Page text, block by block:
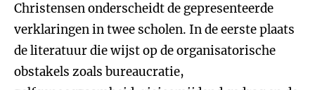
Christensen onderscheidt de gepresenteerde
verklaringen in twee scholen. In de eerste plaats
de literatuur die wijst op de organisatorische
obstakels zoals bureaucratie,